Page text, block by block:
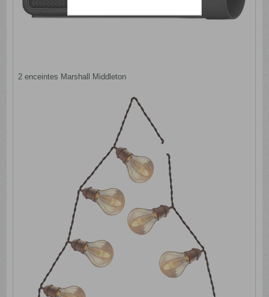
2 enceintes Marshall Middleton